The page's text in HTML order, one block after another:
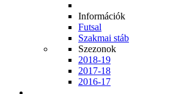
Információk
Futsal
Szakmai stáb
Szezonok
2018-19
2017-18
2016-17